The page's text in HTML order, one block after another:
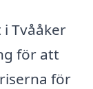
Tvååker
för att
för